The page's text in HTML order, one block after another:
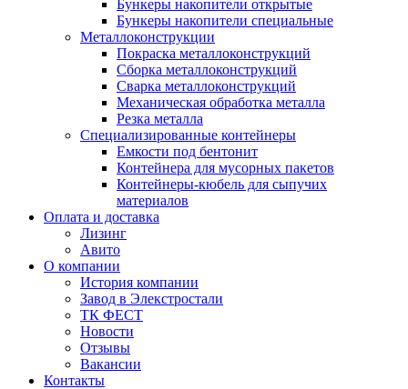
Бункеры накопители открытые
Бункеры накопители специальные
Металлоконструкции
Покраска металлоконструкций
Сборка металлоконструкций
Сварка металлоконструкций
Механическая обработка металла
Резка металла
Специализированные контейнеры
Емкости под бентонит
Контейнера для мусорных пакетов
Контейнеры-кюбель для сыпучих
материалов
Оплата и доставка
Лизинг
Авито
О компании
История компании
Завод в Элекстростали
ТК ФЕСТ
Новости
Отзывы
Вакансии
Контакты